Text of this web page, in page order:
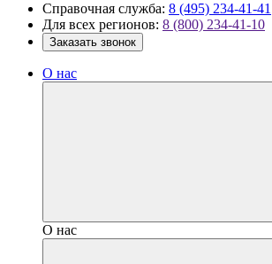
Справочная служба: 8 (495) 234-41-41
Для всех регионов: 8 (800) 234-41-10
Заказать звонок
О нас
О нас